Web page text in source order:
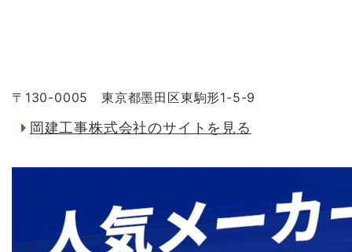
〒130-0005 東京都墨田区東駒形1-5-9
岡建工事株式会社のサイトを見る